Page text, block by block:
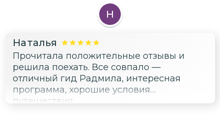
Н
Наталья
Прочитала положительные отзывы и
решила поехать. Все совпало —
отличный гид Радмила, интересная
программа, хорошие условия
путешествия.